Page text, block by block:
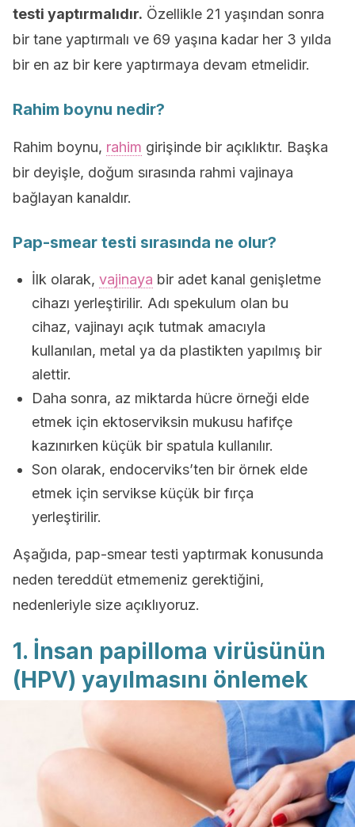
testi yaptırmalıdır. Özellikle 21 yaşından sonra
bir tane yaptırmalı ve 69 yaşına kadar her 3 yılda
bir en az bir kere yaptırmaya devam etmelidir.
Rahim boynu nedir?
Rahim boynu, rahim girişinde bir açıklıktır. Başka
bir deyişle, doğum sırasında rahmi vajinaya
bağlayan kanaldır.
Pap-smear testi sırasında ne olur?
İlk olarak, vajinaya bir adet kanal genişletme
cihazı yerleştirilir. Adı spekulum olan bu
cihaz, vajinayı açık tutmak amacıyla
kullanılan, metal ya da plastikten yapılmış bir
alettir.
Daha sonra, az miktarda hücre örneği elde
etmek için ektoserviksin mukusu hafifçe
kazınırken küçük bir spatula kullanılır.
Son olarak, endocerviks’ten bir örnek elde
etmek için servikse küçük bir fırça
yerleştirilir.
Aşağıda, pap-smear testi yaptırmak konusunda
neden tereddüt etmemeniz gerektiğini,
nedenleriyle size açıklıyoruz.
1. İnsan papilloma virüsünün
(HPV) yayılmasını önlemek